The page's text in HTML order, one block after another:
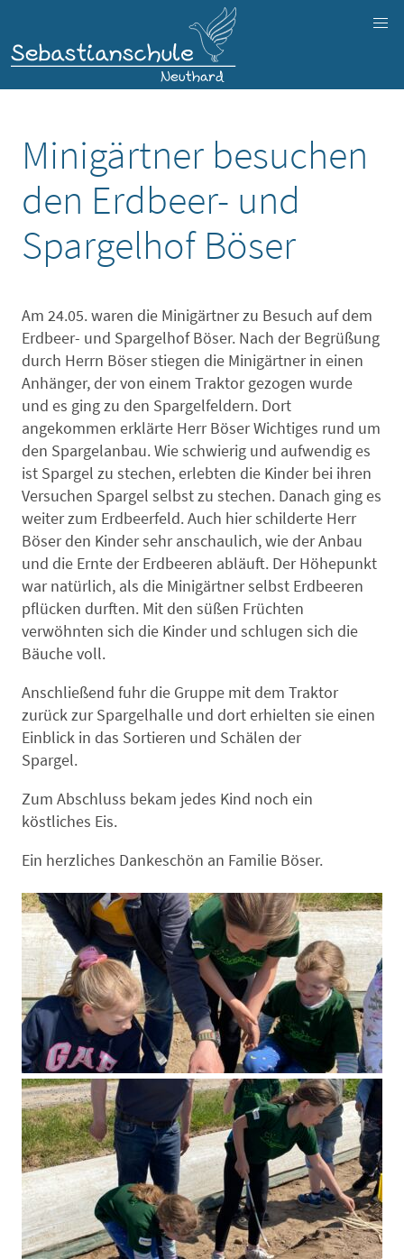
Minigärtner besuchen
den Erdbeer- und
Spargelhof Böser
Am 24.05. waren die Minigärtner zu Besuch auf dem
Erdbeer- und Spargelhof Böser. Nach der Begrüßung
durch Herrn Böser stiegen die Minigärtner in einen
Anhänger, der von einem Traktor gezogen wurde
und es ging zu den Spargelfeldern. Dort
angekommen erklärte Herr Böser Wichtiges rund um
den Spargelanbau. Wie schwierig und aufwendig es
ist Spargel zu stechen, erlebten die Kinder bei ihren
Versuchen Spargel selbst zu stechen. Danach ging es
weiter zum Erdbeerfeld. Auch hier schilderte Herr
Böser den Kinder sehr anschaulich, wie der Anbau
und die Ernte der Erdbeeren abläuft. Der Höhepunkt
war natürlich, als die Minigärtner selbst Erdbeeren
pflücken durften. Mit den süßen Früchten
verwöhnten sich die Kinder und schlugen sich die
Bäuche voll.
Anschließend fuhr die Gruppe mit dem Traktor
zurück zur Spargelhalle und dort erhielten sie einen
Einblick in das Sortieren und Schälen der
Spargel.
Zum Abschluss bekam jedes Kind noch ein
köstliches Eis.
Ein herzliches Dankeschön an Familie Böser.